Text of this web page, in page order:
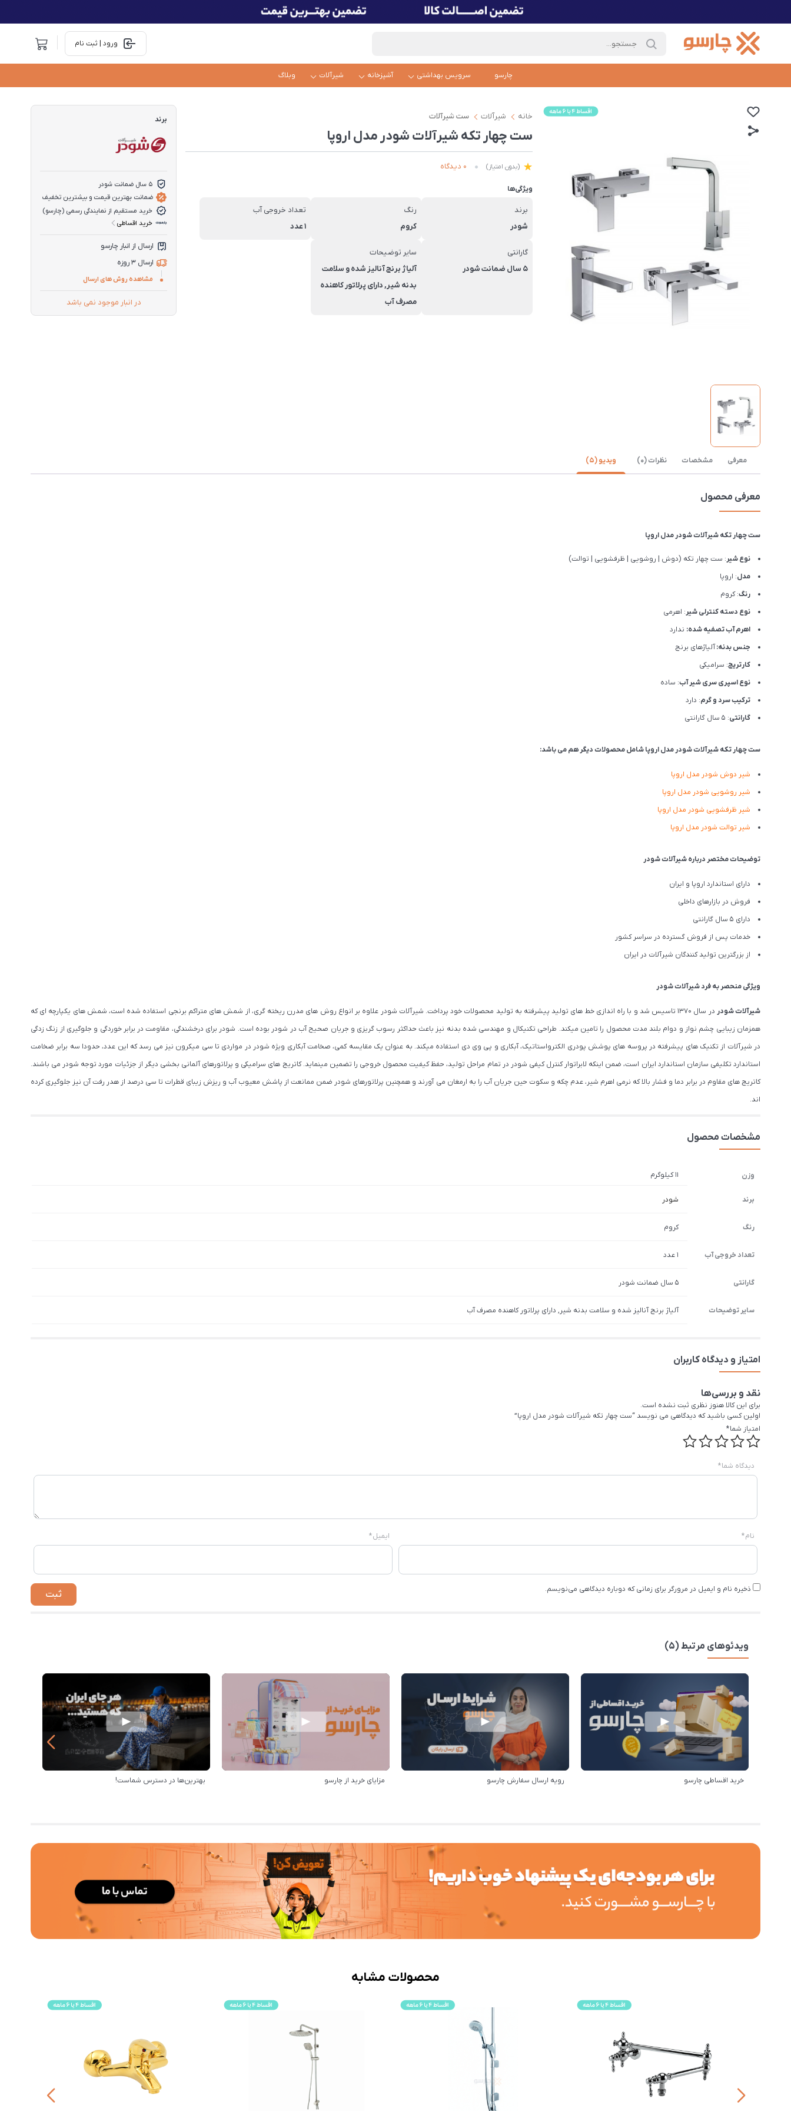
ورود | ثبت نام
چارسو سرویس بهداشتی آشپزخانه شیرآلات وبلاگ
خانه شیرآلات ست شیرآلات
ست چهار تکه شیرآلات شودر مدل اروپا
(بدون امتیاز) 0 دیدگاه
ویژگی‌ها
برند
شودر
رنگ
کروم
تعداد خروجی آب
1 عدد
گارانتی
5 سال ضمانت شودر
سایر توضیحات
آلیاژ برنج آنالیز شده و سلامت
بدنه شیر, دارای پرلاتور کاهنده
مصرف آب
برند
5 سال ضمانت شودر
ضمانت بهترین قیمت و بیشترین تخفیف
خرید مستقیم از نمایندگی رسمی (چارسو)
خرید اقساطی
ارسال از انبار چارسو
ارسال 3 روزه
مشاهده روش های ارسال
در انبار موجود نمی باشد
معرفی مشخصات نظرات (0) ویدیو (5)
معرفی محصول
ست چهار تکه شیرآلات شودر مدل اروپا
نوع شیر: ست چهار تکه (دوش | روشویی | ظرفشویی | توالت)
مدل: اروپا
رنگ: کروم
نوع دسته کنترلی شیر: اهرمی
اهرم آب تصفیه شده: ندارد
جنس بدنه:آلیاژهای برنج
کارتریج: سرامیکی
نوع اسپری سری شیر آب: ساده
ترکیب سرد و گرم: دارد
گارانتی: 5 سال گارانتی
ست چهار تکه شیرآلات شودر مدل اروپا شامل محصولات دیگر هم می باشد:
شیر دوش شودر مدل اروپا
شیر روشویی شودر مدل اروپا
شیر ظرفشویی شودر مدل اروپا
شیر توالت شودر مدل اروپا
توضیحات مختصر درباره شیرآلات شودر
دارای استاندارد اروپا و ایران
فروش در بازارهای داخلی
دارای 5 سال گارانتی
خدمات پس از فروش گسترده در سراسر کشور
از بزرگترین تولید کنندگان شیرآلات در ایران
ویژگی منحصر به فرد شیرآلات شودر
شیرآلات شودر
در سال 1370 تاسیس شد و با راه اندازی خط های تولید پیشرفته به تولید محصولات خود پرداخت. شیرآلات شودر علاوه بر انواع روش های مدرن ریخته گری، از شمش های متراکم برنجی استفاده شده است، شمش های یکپارچه ای که
همزمان زیبایی چشم نواز و دوام بلند مدت محصول را تامین میکند. طراحی تکنیکال و مهندسی شده بدنه نیز باعث حداکثر رسوب گریزی و جریان صحیح آب در شودر بوده است. شودر برای درخشندگی، مقاومت در برابر خوردگی و جلوگیری از زنگ زدگی
در شیرآلات از تکنیک های پیشرفته در پروسه های پوشش پودری الکترواستاتیک، آبکاری و پی وی دی استفاده میکند. به عنوان یک مقایسه کمی، صخامت آبکاری ویژه شودر در مواردی تا سی میکرون نیز می رسد که این عدد، حدودا سه برابر ضخامت
استاندارد تکلیفی سازمان استاندارد ایران است، ضمن اینکه لابراتوار کنترل کیفی شودر در تمام مراحل تولید، حفظ کیفیت محصول خروجی را تضمین مینماید. کاتریج های سرامیکی و پرلاتورهای آلمانی بخشی دیگر از جزئیات مورد توجه شودر می باشند.
کاتریج های مقاوم در برابر دما و فشار بالا که نرمی اهرم شیر، عدم چکه و سکوت حین جریان آب را به ارمغان می آورند و همچنین پرلاتورهای شودر ضمن ممانعت از پاشش معیوب آب و ریزش زیبای قطرات تا سی درصد از هدر رفت آن نیز جلوگیری کرده
اند.
مشخصات محصول
وزن 11 کیلوگرم
برند شودر
رنگ کروم
تعداد خروجی آب 1 عدد
گارانتی 5 سال ضمانت شودر
سایر توضیحات آلیاژ برنج آنالیز شده و سلامت بدنه شیر, دارای پرلاتور کاهنده مصرف آب
امتیاز و دیدگاه کاربران
نقد و بررسی‌ها
برای این کالا هنوز نظری ثبت نشده است.
اولین کسی باشید که دیدگاهی می نویسد “ست چهار تکه شیرآلات شودر مدل اروپا”
امتیاز شما*
دیدگاه شما*
نام* ایمیل*
ذخیره نام و ایمیل در مرورگر برای زمانی که دوباره دیدگاهی می‌نویسم.
ویدئوهای مرتبط (5)
خرید اقساطی چارسو رویه ارسال سفارش چارسو مزایای خرید از چارسو بهترین‌ها در دسترس شماست!
محصولات مشابه